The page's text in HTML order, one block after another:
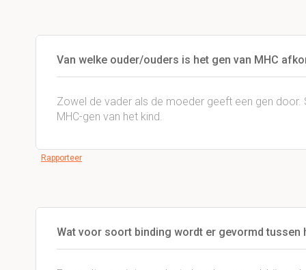
Van welke ouder/ouders is het gen van MHC
Zowel de vader als de moeder geeft een gen
MHC-gen van het kind.
Rapporteer
Wat voor soort binding wordt er gevormd tussen